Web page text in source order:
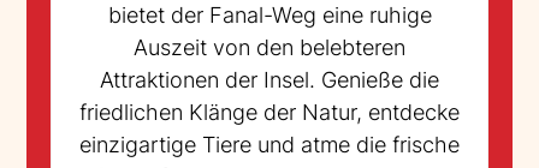
bietet der Fanal-Weg eine ruhige
Auszeit von den belebteren
Attraktionen der Insel. Genieße die
friedlichen Klänge der Natur, entdecke
einzigartige Tiere und atme die frische